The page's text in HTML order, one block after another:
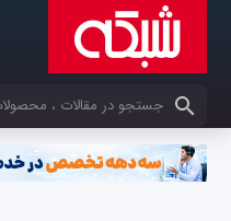
کلمات کلیدی خود را وارد